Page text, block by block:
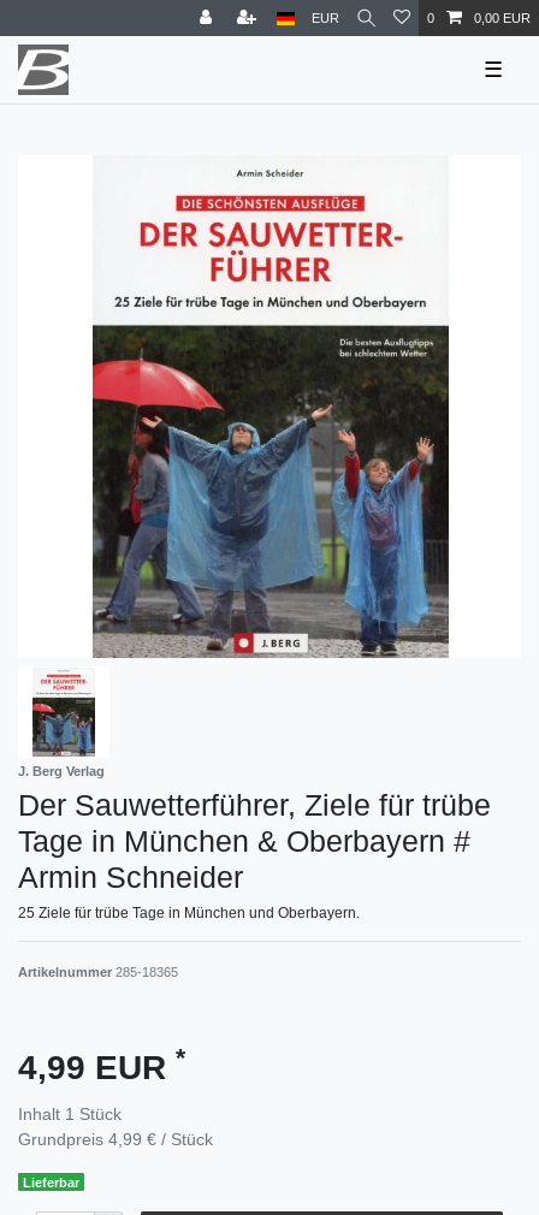
EUR 0 0,00 EUR
☰
J. Berg Verlag
Der Sauwetterführer, Ziele für trübe
Tage in München & Oberbayern #
Armin Schneider
25 Ziele für trübe Tage in München und Oberbayern.
Artikelnummer 285-18365
4,99 EUR *
Inhalt 1 Stück
Grundpreis 4,99 € / Stück
Lieferbar